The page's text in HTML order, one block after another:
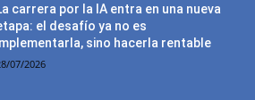
carrera por la IA entra en una nueva
el desafío ya no es
sino hacerla rentable
07/2026